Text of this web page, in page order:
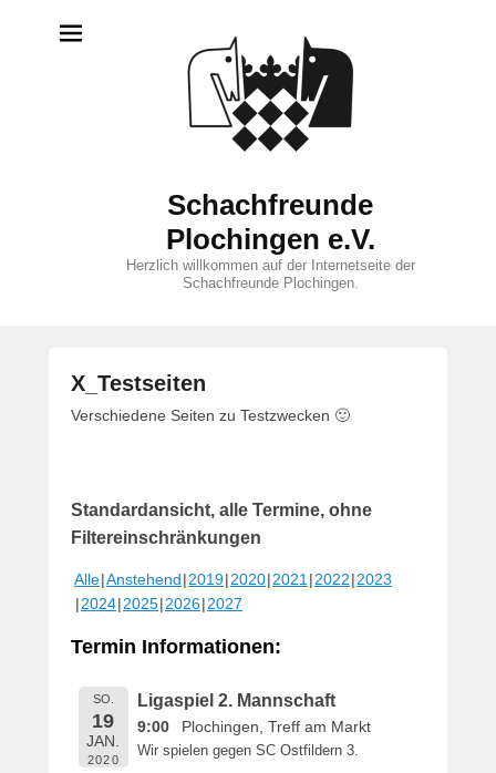
Schachfreunde
Plochingen e.V.
Herzlich willkommen auf der Internetseite der
Schachfreunde Plochingen.
X_Testseiten
V
f
f
n
Verschiedene Seiten zu Testzwecken 🙂
Standardansicht, alle Termine, ohne
Filtereinschränkungen
Alle Anstehend 2019 2020 2021 2022 2023
2024 2025 2026 2027
Termin Informationen:
SO.
19
JAN.
2020
Ligaspiel 2. Mannschaft
9:00 Plochingen, Treff am Markt
Wir spielen gegen SC Ostfildern 3.